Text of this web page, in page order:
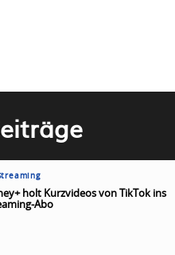
holt Kurzvideos von TikTok ins
Abo